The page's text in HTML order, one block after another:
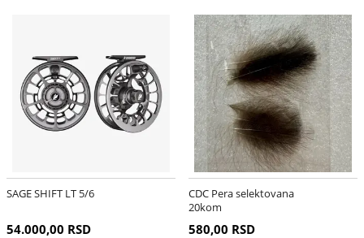
SAGE SHIFT LT 5/6
54.000,00 RSD
CDC Pera selektovana
20kom
580,00 RSD